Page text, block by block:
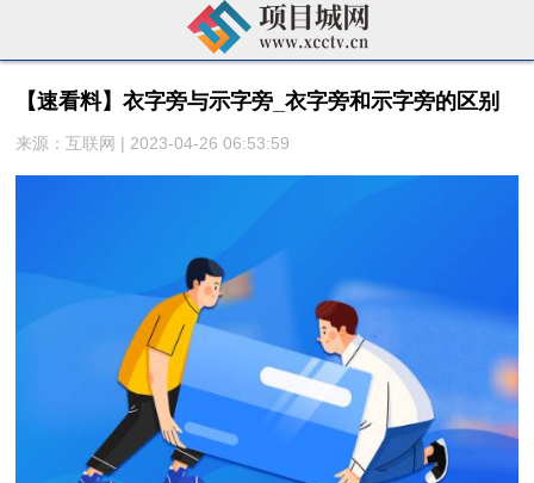
【速看料】衣字旁与示字旁_衣字旁和示字旁的区别
来源：互联网 | 2023-04-26 06:53:59